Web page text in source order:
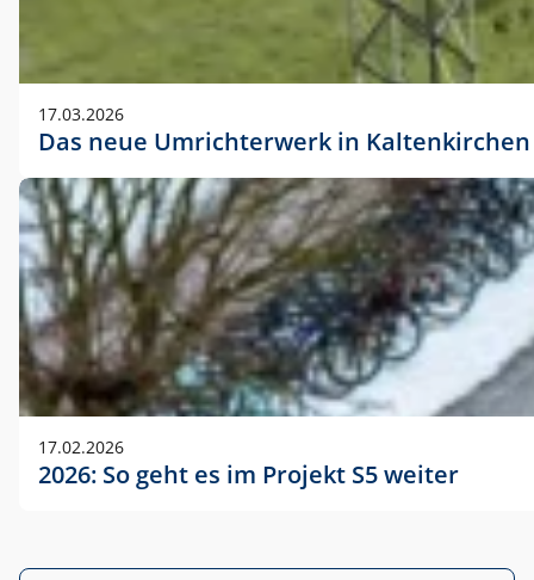
17.03.2026
Das neue Umrichterwerk in Kaltenkirchen
17.02.2026
2026: So geht es im Projekt S5 weiter